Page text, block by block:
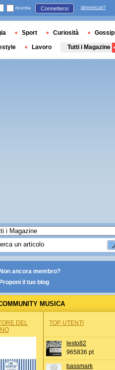
Non ancora membro?
Proponi il tuo blog
MUSICA
DEL
TOP UTENTI
lesto82
965836 pt
bassmark
ricorda Connettersi dimenticati?
Sport Curiosità Gossip
Lavoro Tutti i Magazine